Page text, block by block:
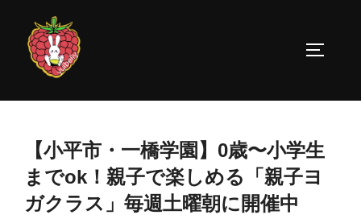
ツ
【小平市・一橋学園】0歳〜小学生
までok！親子で楽しめる「親子ヨ
ガクラス」毎週土曜朝に開催中